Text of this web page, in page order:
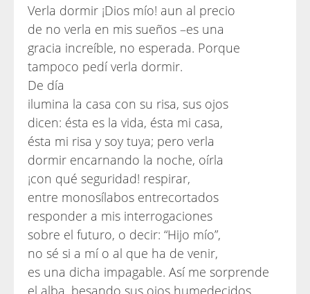
Verla dormir ¡Dios mío! aun al precio
de no verla en mis sueños –es una
gracia increíble, no esperada. Porque
tampoco pedí verla dormir.
De día
ilumina la casa con su risa, sus ojos
dicen: ésta es la vida, ésta mi casa,
ésta mi risa y soy tuya; pero verla
dormir encarnando la noche, oírla
¡con qué seguridad! respirar,
entre monosílabos entrecortados
responder a mis interrogaciones
sobre el futuro, o decir: “Hijo mío”,
no sé si a mí o al que ha de venir,
es una dicha impagable. Así me sorprende
el alba, besando sus ojos humedecidos.